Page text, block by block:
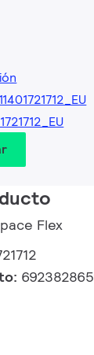
Flex